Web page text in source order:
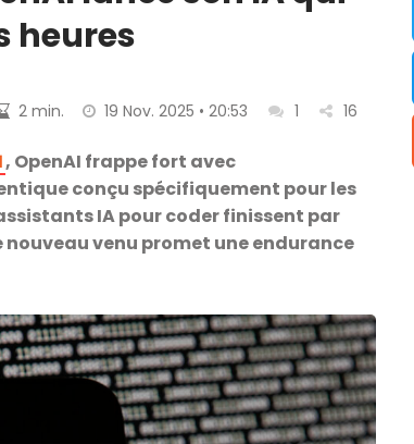
heures
2 min. 19 Nov. 2025 • 20:53 1 16
, OpenAI frappe fort avec
conçu spécifiquement pour les
IA pour coder finissent par
venu promet une endurance